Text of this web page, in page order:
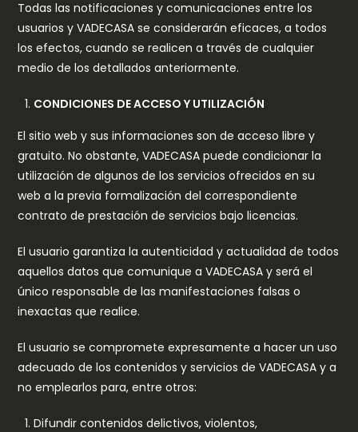
Todas las notificaciones y comunicaciones entre los
usuarios y VADECASA se considerarán eficaces, a todos
los efectos, cuando se realicen a través de cualquier
medio de los detallados anteriormente.
CONDICIONES DE ACCESO Y UTILIZACIÓN
El sitio web y sus informaciones son de acceso libre y
gratuito. No obstante, VADECASA puede condicionar la
utilización de algunos de los servicios ofrecidos en su
web a la previa formalización del correspondiente
contrato de prestación de servicios bajo licencias.
El usuario garantiza la autenticidad y actualidad de todos
aquellos datos que comunique a VADECASA y será el
único responsable de las manifestaciones falsas o
inexactas que realice.
El usuario se compromete expresamente a hacer un uso
adecuado de los contenidos y servicios de VADECASA y a
no emplearlos para, entre otros:
Difundir contenidos delictivos, violentos,